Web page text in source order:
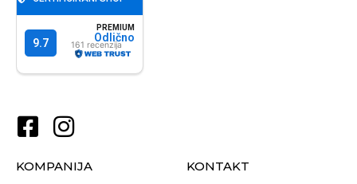
KOMPANIJA KONTAKT